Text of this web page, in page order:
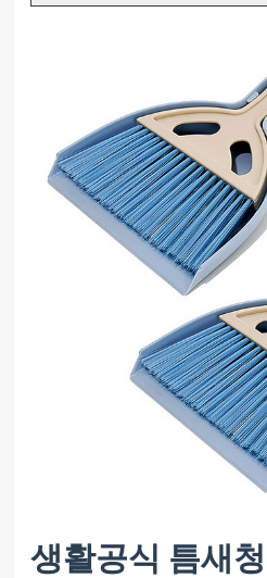
생활공식 틈새